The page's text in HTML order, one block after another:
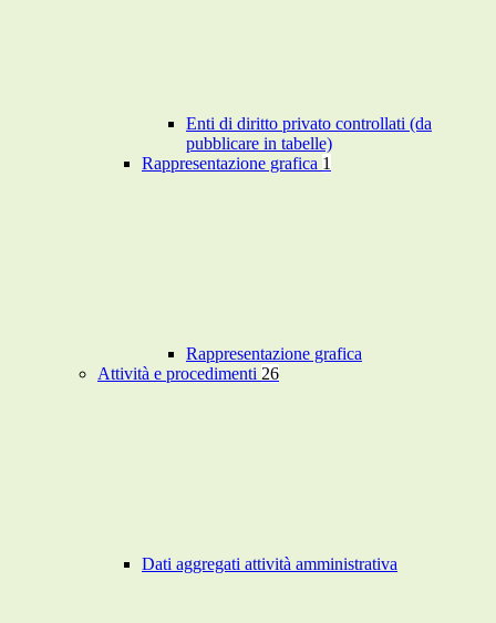
Enti di diritto privato controllati (da
pubblicare in tabelle)
Rappresentazione grafica 1
Rappresentazione grafica
Attività e procedimenti 26
Dati aggregati attività amministrativa